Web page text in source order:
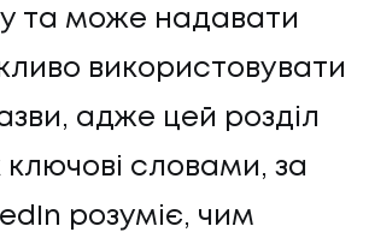
та може надавати
використовувати
адже цей розділ
словами, за
розуміє, чим